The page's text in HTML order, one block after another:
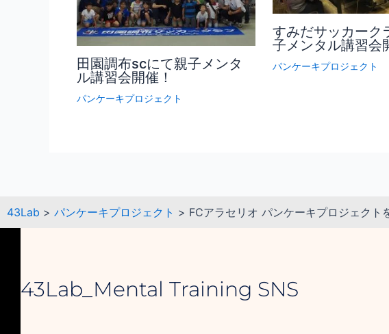
田園調布scにて親子メンタ
ル講習会開催！
パンケーキプロジェクト
すみだサッカーク
子メンタル講習会
パンケーキプロジェクト
43Lab > パンケーキプロジェクト > FCアラセリオ パンケーキプロジェクト
43Lab_Mental Training SNS